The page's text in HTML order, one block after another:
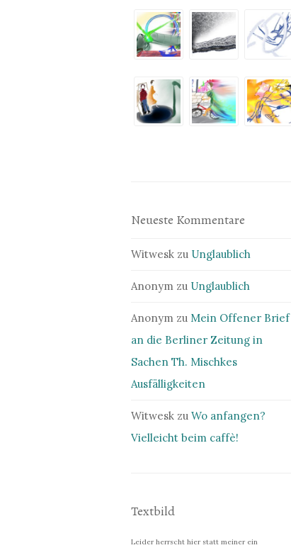
Neueste Kommentare
Witwesk zu Unglaublich
Anonym zu Unglaublich
Anonym zu Mein Offener Brief
an die Berliner Zeitung in
Sachen Th. Mischkes
Ausfälligkeiten
Witwesk zuWo anfangen?
Vielleicht beim caffè!
Textbild
Leider herrscht hier statt meiner ein